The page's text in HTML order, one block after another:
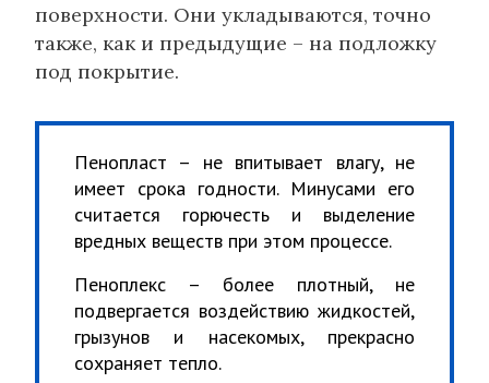
поверхности. Они укладываются, точно
также, как и предыдущие – на подложку
под покрытие.
Пенопласт – не впитывает влагу, не
имеет срока годности. Минусами его
считается горючесть и выделение
вредных веществ при этом процессе.
Пеноплекс – более плотный, не
подвергается воздействию жидкостей,
грызунов и насекомых, прекрасно
сохраняет тепло.